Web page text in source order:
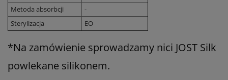
Metoda absorbcji
-
Sterylizacja
EO
*Na zamówienie sprowadzamy nici JOST Silk
powlekane silikonem.